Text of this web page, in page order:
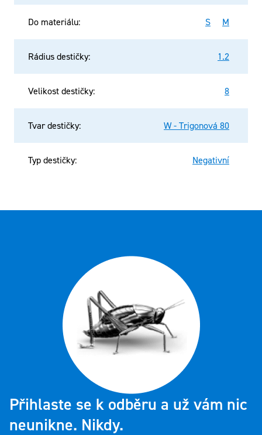
Do materiálu: S M
Rádius destičky: 1.2
Velikost destičky: 8
Tvar destičky: W - Trigonová 80
Typ destičky: Negativní
Přihlaste se k odběru a už vám nic
neunikne. Nikdy.